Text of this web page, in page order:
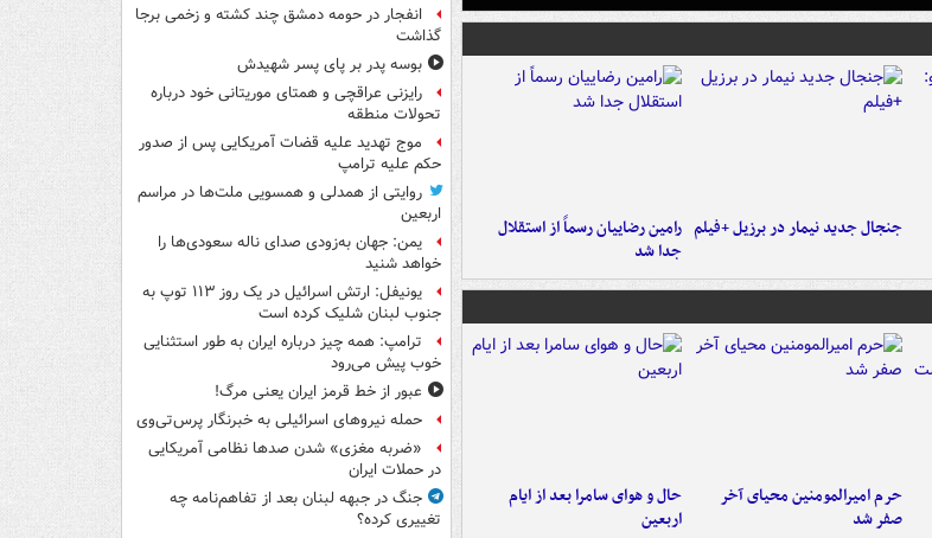
جنجال جدید نیمار در برزیل +فیلم رامین رضاییان رسماً از استقلال
جدا شد
حرم امیرالمومنین محیای آخر
صفر شد
حال و هوای سامرا بعد از ایام
اربعین
انفجار در حومه دمشق چند کشته و زخمی برجا
گذاشت
بوسه‌ پدر بر پای پسر شهیدش
رایزنی عراقچی و همتای موریتانی خود درباره
تحولات منطقه
موج تهدید علیه قضات آمریکایی پس از صدور
حکم علیه ترامپ
روایتی از همدلی و همسویی ملت‌ها در مراسم
اربعین
یمن: جهان به‌زودی صدای ناله سعودی‌ها را
خواهد شنید
یونیفل: ارتش اسرائیل در یک روز ۱۱۳ توپ به
جنوب لبنان شلیک کرده است
ترامپ: همه چیز درباره ایران به طور استثنایی
خوب پیش می‌رود
عبور از خط قرمز ایران یعنی مرگ!
حمله نیروهای اسرائیلی به خبرنگار پرس‌تی‌وی
«ضربه مغزی» شدن صدها نظامی آمریکایی
در حملات ایران
جنگ در جبهه لبنان بعد از تفاهم‌نامه چه
تغییری کرده؟